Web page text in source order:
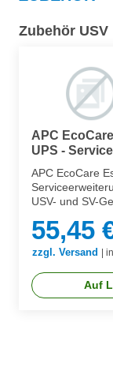
Zubehör USV
APC
UPS -
APC EcoCare
USV- und SV-
55,45
zzgl. Versand
Auf